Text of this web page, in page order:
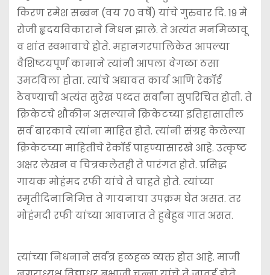
e
b
o
o
k
er l ts
A
p
p
s
e
n
g
er
e
किरण रमेश सब्बन (वय 70 वर्षे) यांचे गुरुवार दि. 19 मे
रोजी हृदयविकाराने निधन झाले. ते अत्यंत मनमिळावू
व शांत स्वभावाचे होते. महानगरपालिकेत आपल्या
वैशिष्टयपूर्ण कामाने त्यांनी आपला वेगळा ठसा
उमटविला होता. त्यांचे अद्यावत कार्य आणि रेकॉर्ड
ठेवण्याची अत्यंत सुरेख पध्दत सर्वांना सुपरिचित होती. ते
क्रिकेटचे शौकीन असल्याने क्रिकेटच्या इतिहासातील
सर्व बारकावे त्यांना माहित होते. त्यांनी संग्रह केलेल्या
क्रिकेटच्या माहितीचे रेकॉर्ड पाहण्यासारखे आहे. उत्कृष्ट
अक्षर लेखन व चित्रकलेतही ते पारंगत होते. प्रसिद्ध
गायक मोहंमद रफी यांचे ते चाहते होते. त्यांच्या
स्मृतीदिनानिमित्त ते गायनाचा उपक्रम घेत असत. तर
मोहंमदी रफी यांच्या आवाजात ते हुबेहुब गात असत.
त्यांच्या निधनाने सर्वत्र हळहळ व्यक्त होत आहे. माजी